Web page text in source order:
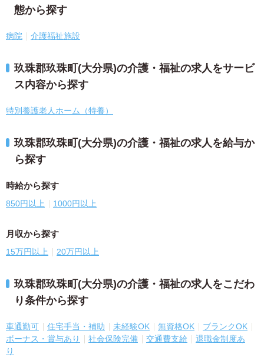
態から探す
病院 介護福祉施設
玖珠郡玖珠町(大分県)の介護・福祉の求人をサービ
ス内容から探す
特別養護老人ホーム（特養）
玖珠郡玖珠町(大分県)の介護・福祉の求人を給与か
ら探す
時給から探す
850円以上 1000円以上
月収から探す
15万円以上 20万円以上
玖珠郡玖珠町(大分県)の介護・福祉の求人をこだわ
り条件から探す
車通勤可 住宅手当・補助 未経験OK 無資格OK
ブランクOK
ボーナス・賞与あり
社会保険完備 交通費支給
退職金制度あ
り